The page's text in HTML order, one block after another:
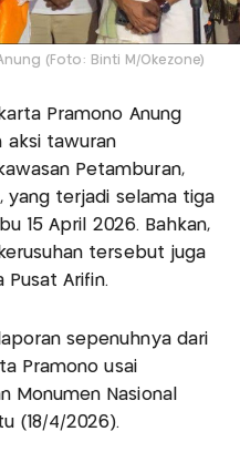
(Foto: Binti M/Okezone)
Pramono Anung
aksi tawuran
Petamburan,
yang terjadi selama tiga
15 April 2026. Bahkan,
tersebut juga
Pusat Arifin.
sepenuhnya dari
Pramono usai
Monumen Nasional
(18/4/2026).